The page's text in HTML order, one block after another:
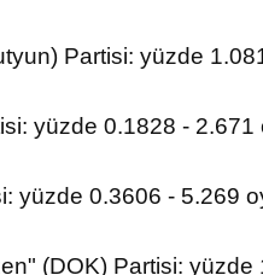
Partisi: yüzde
yüzde 0.1828 - 2.671
yüzde 0.3606 - 5.269
(DOK) Partisi: yüzde